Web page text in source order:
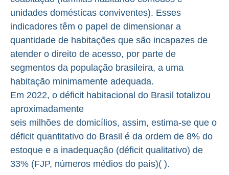
unidades domésticas conviventes). Esses
indicadores têm o papel de dimensionar a
quantidade de habitações que são incapazes de
atender o direito de acesso, por parte de
segmentos da população brasileira, a uma
habitação minimamente adequada.
Em 2022, o déficit habitacional do Brasil totalizou
aproximadamente
seis milhões de domicílios, assim, estima-se que o
déficit quantitativo do Brasil é da ordem de 8% do
estoque e a inadequação (déficit qualitativo) de
33% (FJP, números médios do país)( ).